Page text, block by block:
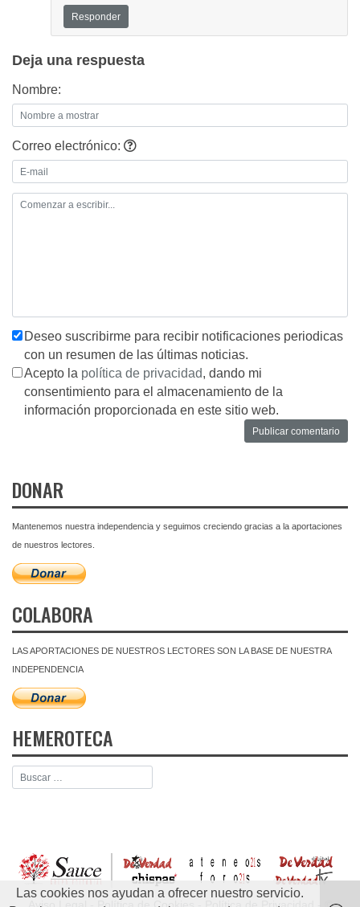
Responder
Deja una respuesta
Nombre:
Correo electrónico:
Deseo suscribirme para recibir notificaciones periodicas
con un resumen de las últimas noticias.
Acepto la política de privacidad, dando mi
consentimiento para el almacenamiento de la
información proporcionada en este sitio web.
DONAR
Mantenemos nuestra independencia y seguimos creciendo gracias a la aportaciones
de nuestros lectores.
COLABORA
LAS APORTACIONES DE NUESTROS LECTORES SON LA BASE DE NUESTRA
INDEPENDENCIA
HEMEROTECA
Las cookies nos ayudan a ofrecer nuestro servicio.